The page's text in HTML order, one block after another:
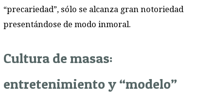
“precariedad”, sólo se alcanza gran notoriedad
presentándose de modo inmoral.
Cultura de masas:
entretenimiento y “modelo”